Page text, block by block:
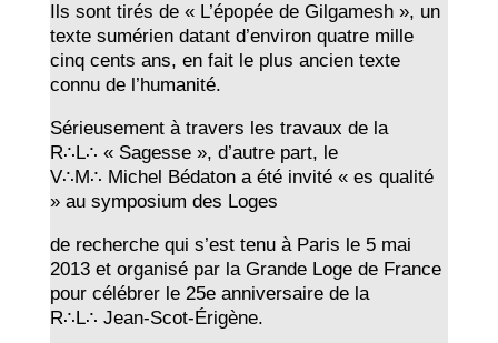
Ils sont tirés de « L’épopée de Gilgamesh », un
texte sumérien datant d’environ quatre mille
cinq cents ans, en fait le plus ancien texte
connu de l’humanité.
Sérieusement à travers les travaux de la
R∴L∴ « Sagesse », d’autre part, le
V∴M∴ Michel Bédaton a été invité « es qualité
» au symposium des Loges
de recherche qui s’est tenu à Paris le 5 mai
2013 et organisé par la Grande Loge de France
pour célébrer le 25e anniversaire de la
R∴L∴ Jean-Scot-Érigène.